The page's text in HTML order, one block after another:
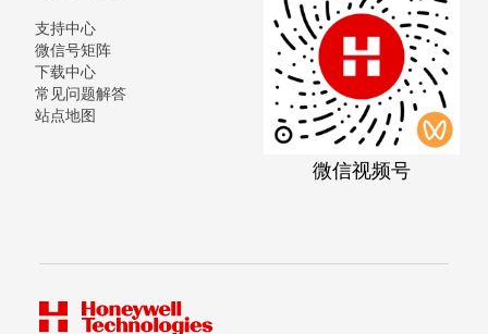
支持中心
微信号矩阵
下载中心
常见问题解答
站点地图
微信视频号